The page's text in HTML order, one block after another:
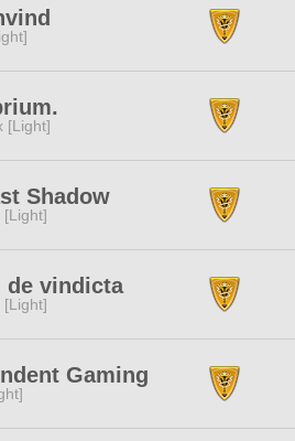
[Light]
Shadow
[Light]
de vindicta
[Light]
Gaming